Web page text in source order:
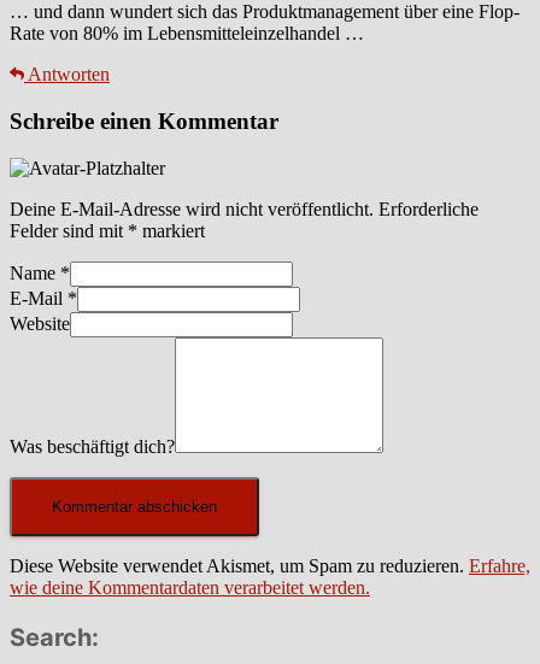
… und dann wundert sich das Produktmanagement über eine Flop-
Rate von 80% im Lebensmitteleinzelhandel …
Antworten
Schreibe einen Kommentar
Deine E-Mail-Adresse wird nicht veröffentlicht. Erforderliche
Felder sind mit * markiert
Name *
E-Mail *
Website
Was beschäftigt dich?
Diese Website verwendet Akismet, um Spam zu reduzieren. Erfahre,
wie deine Kommentardaten verarbeitet werden.
Search: